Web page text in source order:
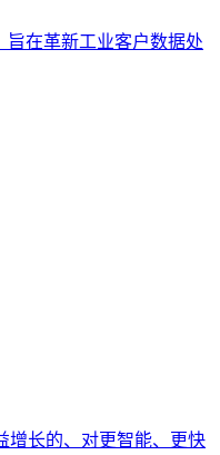
在革新工业客户数据处
增长的、对更智能、更快